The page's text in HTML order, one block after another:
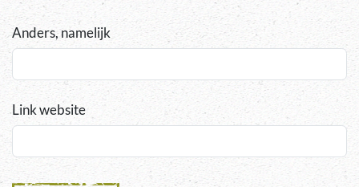
Anders, namelijk
Link website